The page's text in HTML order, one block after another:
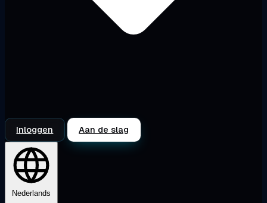
Inloggen Aan de slag
Nederlands